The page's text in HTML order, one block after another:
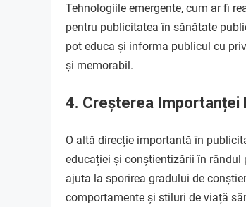
Tehnologiile emergente, cum ar fi
pentru publicitatea în sănătate
pot educa și informa publicul cu
și memorabil.
4. Creșterea Importanței
O altă direcție importantă în
educației și conștientizării în
ajuta la sporirea gradului de
comportamente și stiluri de viață